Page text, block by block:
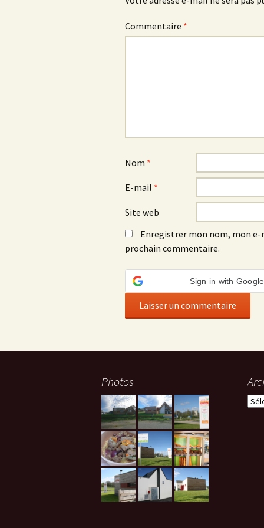
Commentaire *
Nom *
E-mail *
Site web
Enregistrer mon nom, mon
prochain commentaire.
Sign in with Google
Photos